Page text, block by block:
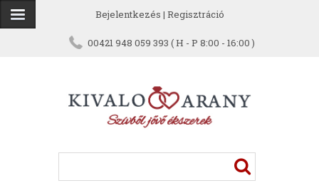
Bejelentkezés | Regisztráció
00421 948 059 393 ( H - P 8:00 - 16:00 )